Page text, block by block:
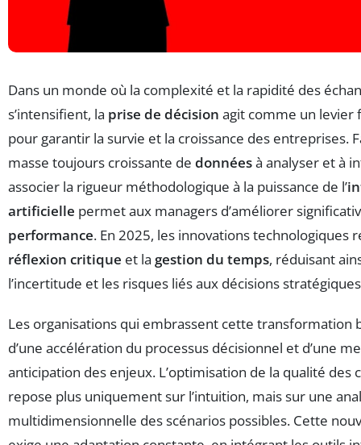
Dans un monde où la complexité et la rapidité des
s’intensifient, la prise de décision agit comme un levier
pour garantir la survie et la croissance des entreprises.
masse toujours croissante de donnéesà analyser et à
associer la rigueur méthodologique à la puissance de l’
artificielle permet aux managers d’améliorer
performance. En 2025, les innovations technologiques
réflexion critique et la gestion du temps, réduisant
l’incertitude et les risques liés aux décisions
Les organisations qui embrassent cette transformation
d’une accélération du processus décisionnel et d’une
anticipation des enjeux. L’optimisation de la qualité des
repose plus uniquement sur l’intuition, mais sur une
multidimensionnelle des scénarios possibles. Cette